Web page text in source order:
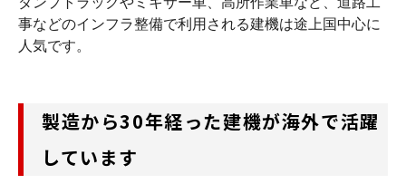
事などのインフラ整備で利用される建機は途上国中心に
人気です。
製造から30年経った建機が海外で活躍
しています